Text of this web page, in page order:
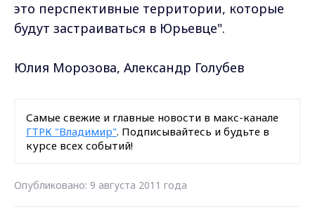
это перспективные территории, которые
будут застраиваться в Юрьевце".
Юлия Морозова, Александр Голубев
Самые свежие и главные новости в макс-канале
ГТРК "Владимир". Подписывайтесь и будьте в
курсе всех событий!
Опубликовано: 9 августа 2011 года